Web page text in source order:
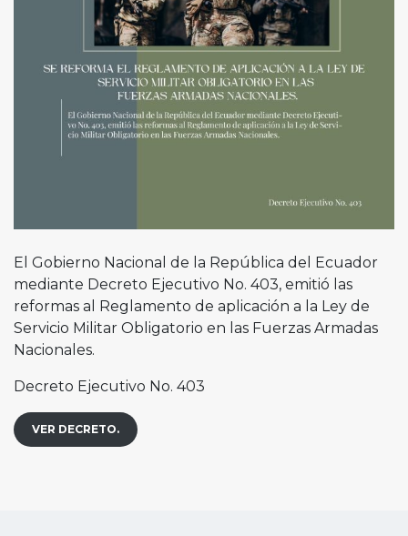
El Gobierno Nacional de la República del Ecuador
mediante Decreto Ejecutivo No. 403, emitió las
reformas al Reglamento de aplicación a la Ley de
Servicio Militar Obligatorio en las Fuerzas Armadas
Nacionales.
Decreto Ejecutivo No. 403
VER DECRETO.